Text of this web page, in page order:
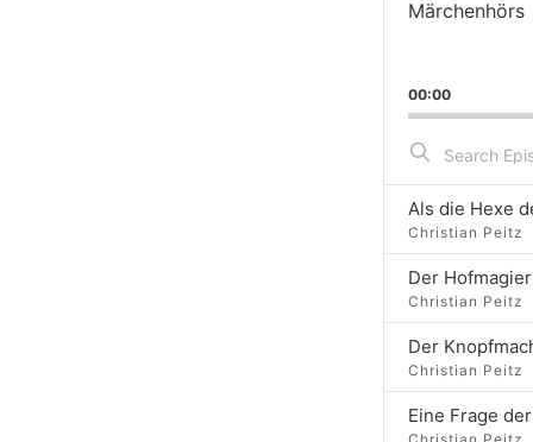
00:00
Episodes
Als die Hexe
Christian Peitz
Der
Christian Peitz
Der
Christian Peitz
Eine Frage